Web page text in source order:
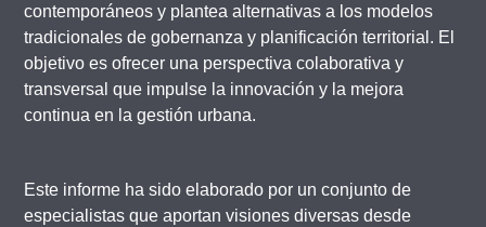
contemporáneos y plantea alternativas a los modelos
tradicionales de gobernanza y planificación territorial. El
objetivo es ofrecer una perspectiva colaborativa y
transversal que impulse la innovación y la mejora
continua en la gestión urbana.
Este informe ha sido elaborado por un conjunto de
especialistas que aportan visiones diversas desde